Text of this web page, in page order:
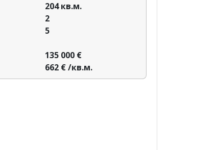
204 кв.м.
2
5
135 000 €
662 € /кв.м.